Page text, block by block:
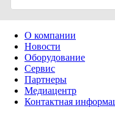
О компании
Новости
Оборудование
Сервис
Партнеры
Медиацентр
Контактная